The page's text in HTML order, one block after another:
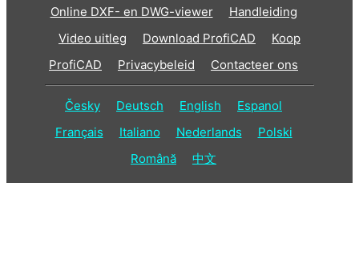
Online DXF- en DWG-viewer
Handleiding
Video uitleg
Download ProfiCAD
Koop
ProfiCAD
Privacybeleid Contacteer ons
Česky Deutsch English
Espanol
Français
Italiano Nederlands
Polski
Română
中文